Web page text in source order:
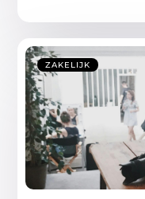
ZAKELIJK